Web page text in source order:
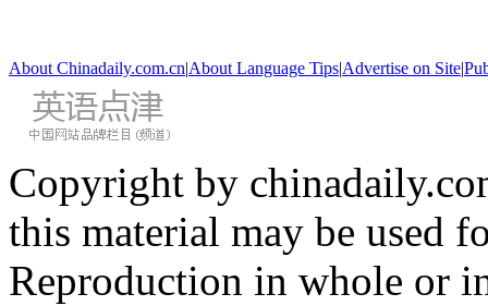
About Chinadaily.com.cn|About Language Tips|Advertise on Site|
Copyright by
this material may be used
Reproduction in whole or